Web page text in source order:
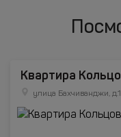
Квартира
улица Бахчиванджи,